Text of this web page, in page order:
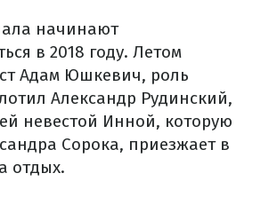
начинают
в 2018 году. Летом
Адам Юшкевич, роль
Александр Рудинский,
невестой Инной, которую
Сорока, приезжает в
отдых.